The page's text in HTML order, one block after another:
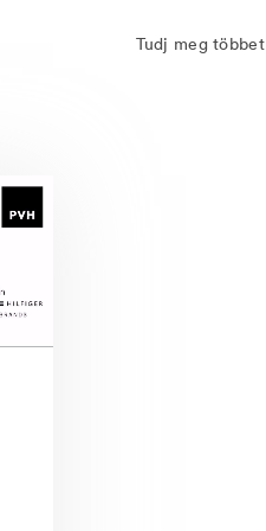
Tudj meg többet